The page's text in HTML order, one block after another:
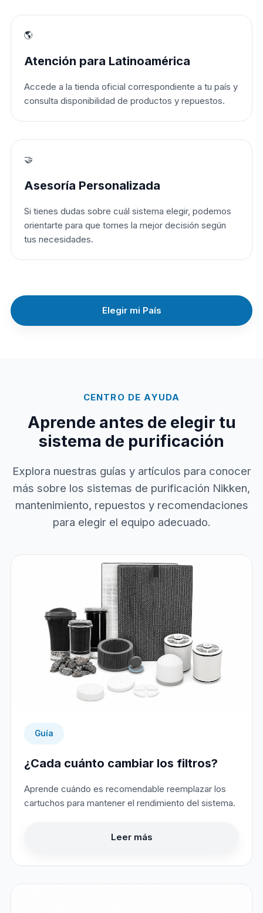
🌎
Atención para Latinoamérica
Accede a la tienda oficial correspondiente a tu país y
consulta disponibilidad de productos y repuestos.
🤝
Asesoría Personalizada
Si tienes dudas sobre cuál sistema elegir, podemos
orientarte para que tomes la mejor decisión según
tus necesidades.
Elegir mi País
CENTRO DE AYUDA
Aprende antes de elegir tu
sistema de purificación
Explora nuestras guías y artículos para conocer
más sobre los sistemas de purificación Nikken,
mantenimiento, repuestos y recomendaciones
para elegir el equipo adecuado.
Guía
¿Cada cuánto cambiar los filtros?
Aprende cuándo es recomendable reemplazar los
cartuchos para mantener el rendimiento del sistema.
Leer más